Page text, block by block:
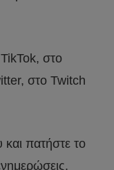
στο
στο Twitch
και πατήστε το